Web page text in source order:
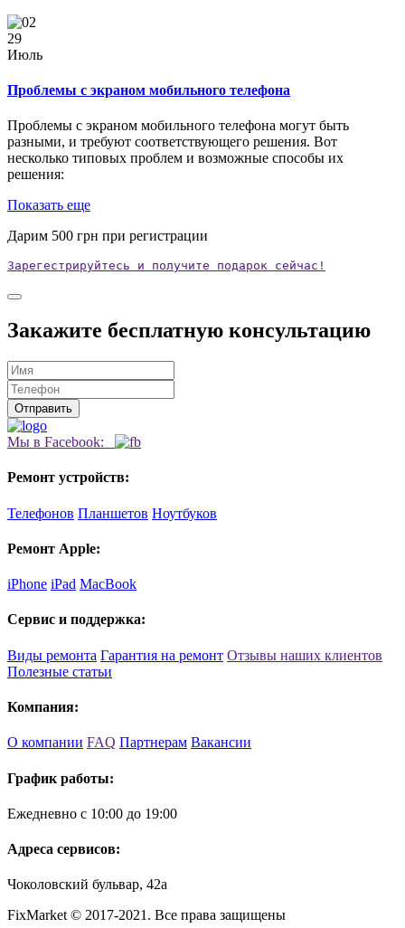
29
Июль
Проблемы с экраном мобильного телефона
Проблемы с экраном мобильного телефона могут быть
разными, и требуют соответствующего решения. Вот
несколько типовых проблем и возможные способы их
решения:
Показать еще
Дарим 500 грн при регистрации
Зарегестрируйтесь и получите подарок сейчас!
Закажите бесплатную консультацию
Мы в Facebook:
Ремонт устройств:
Телефонов Планшетов Ноутбуков
Ремонт Apple:
iPhone iPad MacBook
Сервис и поддержка:
Виды ремонта Гарантия на ремонт Отзывы наших клиентов
Полезные статьи
Компания:
О компании FAQ Партнерам Вакансии
График работы:
Ежедневно с 10:00 до 19:00
Адреса сервисов:
Чоколовский бульвар, 42а
FixMarket © 2017-2021. Все права защищены